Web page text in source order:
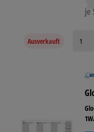
je
Ausverkauft